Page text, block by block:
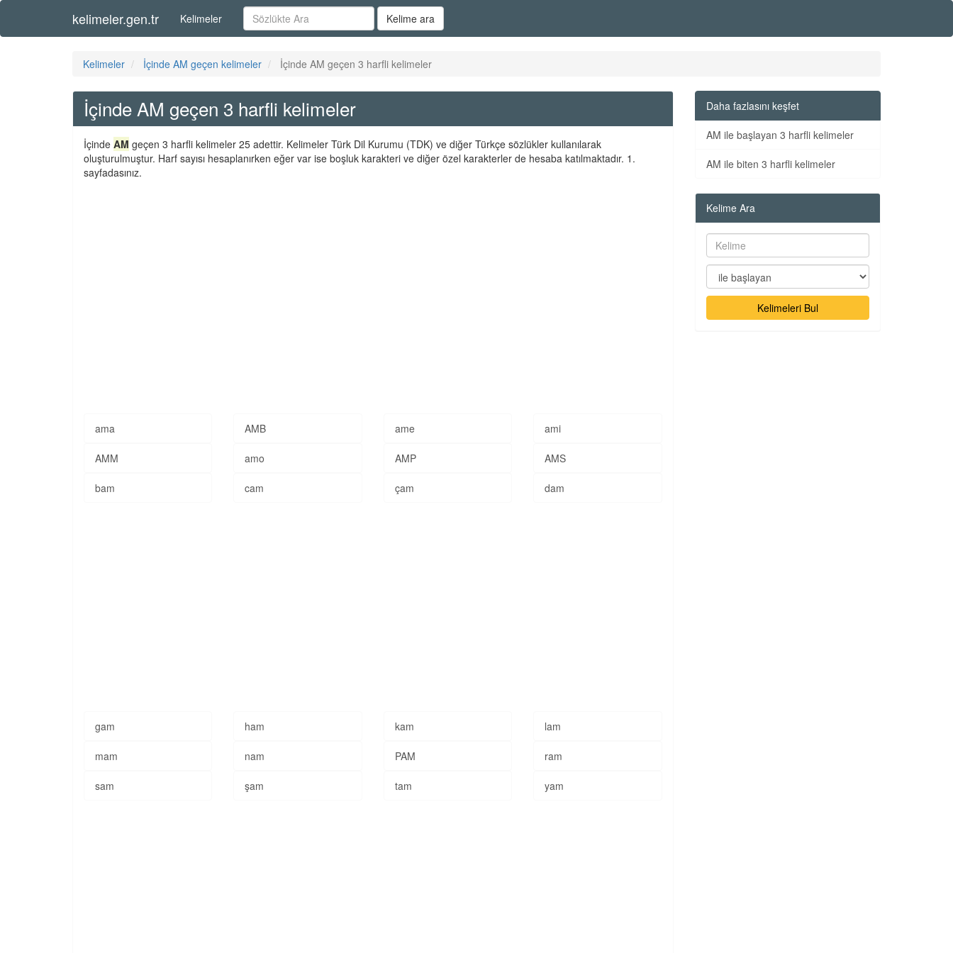
kelimeler.gen.tr Kelimeler Kelime ara
Kelimeler İçinde AM geçen kelimeler İçinde AM geçen 3 harfli kelimeler
İçinde AM geçen 3 harfli kelimeler
İçinde AM geçen 3 harfli kelimeler 25 adettir. Kelimeler Türk Dil Kurumu (TDK) ve diğer Türkçe sözlükler kullanılarak
oluşturulmuştur. Harf sayısı hesaplanırken eğer var ise boşluk karakteri ve diğer özel karakterler de hesaba katılmaktadır. 1.
sayfadasınız.
ama AMB ame ami
AMM amo AMP AMS
bam cam çam dam
gam ham kam lam
mam nam PAM ram
sam şam tam yam
Daha fazlasını keşfet
AM ile başlayan 3 harfli kelimeler
AM ile biten 3 harfli kelimeler
Kelime Ara
Kelimeleri Bul